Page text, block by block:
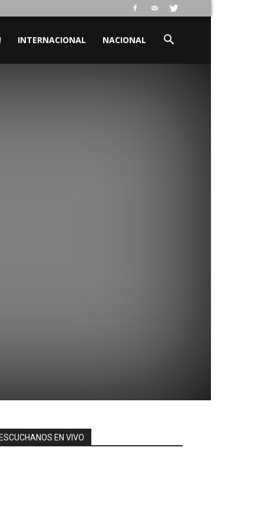
INTERNACIONAL NACIONAL
ESCUCHANOS EN VIVO